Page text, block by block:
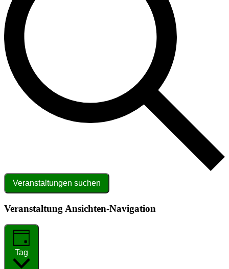
Veranstaltungen suchen
Veranstaltung Ansichten-Navigation
Tag